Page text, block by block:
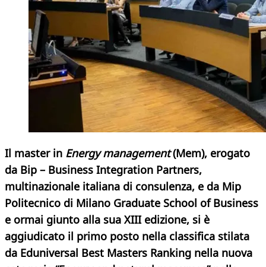
Il master in Energy management(Mem), erogato
da Bip – Business Integration Partners,
multinazionale italiana di consulenza, e da Mip
Politecnico di Milano Graduate School of Business
e ormai giunto alla sua XIII edizione, si è
aggiudicato il primo posto nella classifica stilata
da Eduniversal Best Masters Ranking nella nuova